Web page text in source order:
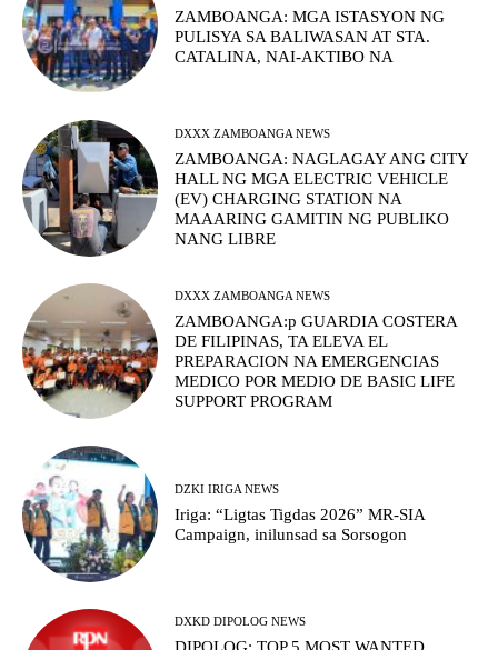
ZAMBOANGA: MGA ISTASYON NG
PULISYA SA BALIWASAN AT STA.
CATALINA, NAI-AKTIBO NA
DXXX ZAMBOANGA NEWS
ZAMBOANGA: NAGLAGAY ANG CITY
HALL NG MGA ELECTRIC VEHICLE
(EV) CHARGING STATION NA
MAAARING GAMITIN NG PUBLIKO
NANG LIBRE
DXXX ZAMBOANGA NEWS
ZAMBOANGA:p GUARDIA COSTERA
DE FILIPINAS, TA ELEVA EL
PREPARACION NA EMERGENCIAS
MEDICO POR MEDIO DE BASIC LIFE
SUPPORT PROGRAM
DZKI IRIGA NEWS
Iriga: “Ligtas Tigdas 2026” MR-SIA
Campaign, inilunsad sa Sorsogon
DXKD DIPOLOG NEWS